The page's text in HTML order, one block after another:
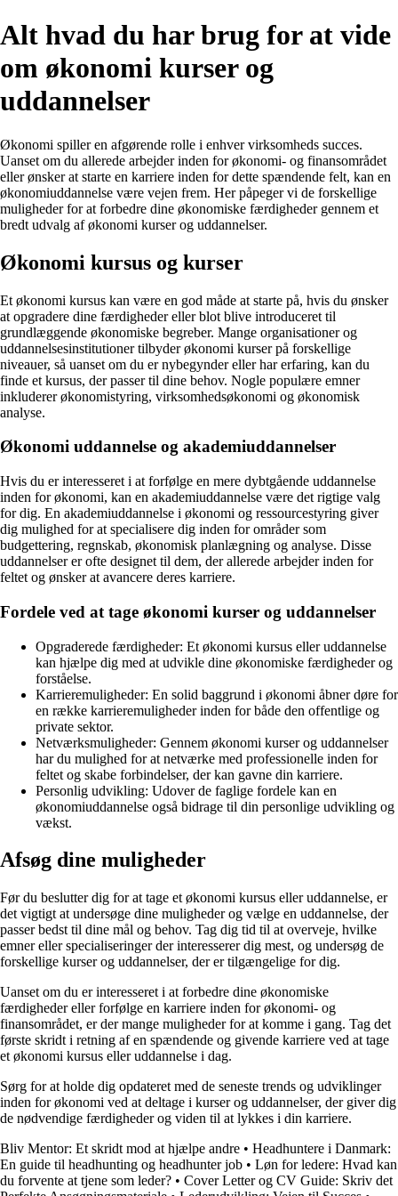
Alt hvad du har brug for at vide
om økonomi kurser og
uddannelser
Økonomi spiller en afgørende rolle i enhver virksomheds succes.
Uanset om du allerede arbejder inden for økonomi- og finansområdet
eller ønsker at starte en karriere inden for dette spændende felt, kan en
økonomiuddannelse være vejen frem. Her påpeger vi de forskellige
muligheder for at forbedre dine økonomiske færdigheder gennem et
bredt udvalg af økonomi kurser og uddannelser.
Økonomi kursus og kurser
Et økonomi kursus kan være en god måde at starte på, hvis du ønsker
at opgradere dine færdigheder eller blot blive introduceret til
grundlæggende økonomiske begreber. Mange organisationer og
uddannelsesinstitutioner tilbyder økonomi kurser på forskellige
niveauer, så uanset om du er nybegynder eller har erfaring, kan du
finde et kursus, der passer til dine behov. Nogle populære emner
inkluderer økonomistyring, virksomhedsøkonomi og økonomisk
analyse.
Økonomi uddannelse og akademiuddannelser
Hvis du er interesseret i at forfølge en mere dybtgående uddannelse
inden for økonomi, kan en akademiuddannelse være det rigtige valg
for dig. En akademiuddannelse i økonomi og ressourcestyring giver
dig mulighed for at specialisere dig inden for områder som
budgettering, regnskab, økonomisk planlægning og analyse. Disse
uddannelser er ofte designet til dem, der allerede arbejder inden for
feltet og ønsker at avancere deres karriere.
Fordele ved at tage økonomi kurser og uddannelser
Opgraderede færdigheder: Et økonomi kursus eller uddannelse
kan hjælpe dig med at udvikle dine økonomiske færdigheder og
forståelse.
Karrieremuligheder: En solid baggrund i økonomi åbner døre for
en række karrieremuligheder inden for både den offentlige og
private sektor.
Netværksmuligheder: Gennem økonomi kurser og uddannelser
har du mulighed for at netværke med professionelle inden for
feltet og skabe forbindelser, der kan gavne din karriere.
Personlig udvikling: Udover de faglige fordele kan en
økonomiuddannelse også bidrage til din personlige udvikling og
vækst.
Afsøg dine muligheder
Før du beslutter dig for at tage et økonomi kursus eller uddannelse, er
det vigtigt at undersøge dine muligheder og vælge en uddannelse, der
passer bedst til dine mål og behov. Tag dig tid til at overveje, hvilke
emner eller specialiseringer der interesserer dig mest, og undersøg de
forskellige kurser og uddannelser, der er tilgængelige for dig.
Uanset om du er interesseret i at forbedre dine økonomiske
færdigheder eller forfølge en karriere inden for økonomi- og
finansområdet, er der mange muligheder for at komme i gang. Tag det
første skridt i retning af en spændende og givende karriere ved at tage
et økonomi kursus eller uddannelse i dag.
Sørg for at holde dig opdateret med de seneste trends og udviklinger
inden for økonomi ved at deltage i kurser og uddannelser, der giver dig
de nødvendige færdigheder og viden til at lykkes i din karriere.
Bliv Mentor: Et skridt mod at hjælpe andre • Headhuntere i Danmark:
En guide til headhunting og headhunter job • Løn for ledere: Hvad kan
du forvente at tjene som leder? • Cover Letter og CV Guide: Skriv det